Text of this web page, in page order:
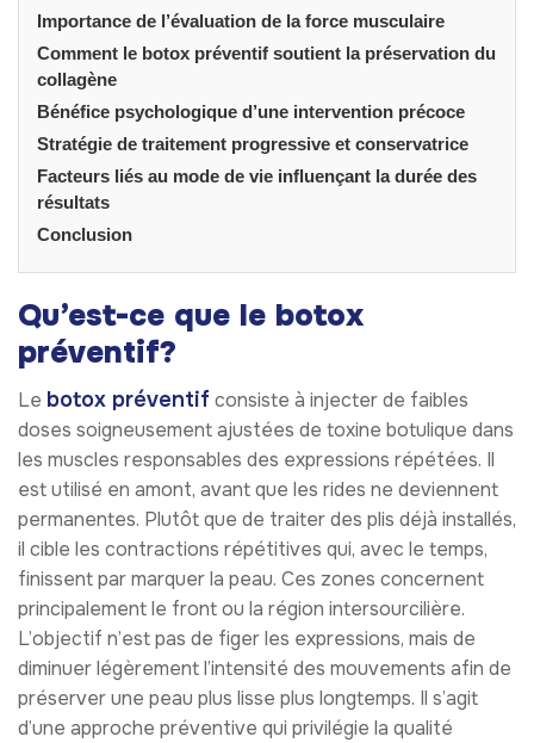
Importance de l’évaluation de la force musculaire
Comment le botox préventif soutient la préservation du
collagène
Bénéfice psychologique d’une intervention précoce
Stratégie de traitement progressive et conservatrice
Facteurs liés au mode de vie influençant la durée des
résultats
Conclusion
Qu’est-ce que le botox
préventif?
Le botox préventif consiste à injecter de faibles
doses soigneusement ajustées de toxine botulique dans
les muscles responsables des expressions répétées. Il
est utilisé en amont, avant que les rides ne deviennent
permanentes. Plutôt que de traiter des plis déjà installés,
il cible les contractions répétitives qui, avec le temps,
finissent par marquer la peau. Ces zones concernent
principalement le front ou la région intersourcilière.
L’objectif n’est pas de figer les expressions, mais de
diminuer légèrement l’intensité des mouvements afin de
préserver une peau plus lisse plus longtemps. Il s’agit
d’une approche préventive qui privilégie la qualité